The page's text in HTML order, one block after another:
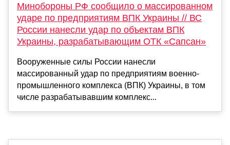
Минобороны РФ сообщило о массированном
ударе по предприятиям ВПК Украины // ВС
России нанесли удар по объектам ВПК
Украины, разрабатывающим ОТК «Сапсан»
Вооруженные силы России нанесли
массированный удар по предприятиям военно-
промышленного комплекса (ВПК) Украины, в том
числе разрабатывавшим комплекс...